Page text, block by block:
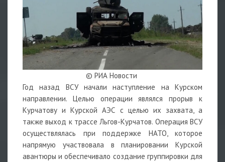
© РИА Новости
Год назад ВСУ начали наступление на Курском
направлении. Целью операции являлся прорыв к
Курчатову и Курской АЭС с целью их захвата, а
также выход к трассе Льгов-Курчатов. Операция ВСУ
осуществлялась при поддержке НАТО, которое
напрямую участвовала в планировании Курской
авантюры и обеспечивало создание группировки для